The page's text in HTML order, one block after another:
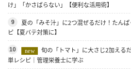
け」「かさばらない」【便利な活用術】
9
夏の「みそ汁」に2つ混ぜるだけ！たん
ピ【夏バテ対策に】
10 new
旬の「トマト」に大さじ2加える
単レシピ｜管理栄養士に学ぶ